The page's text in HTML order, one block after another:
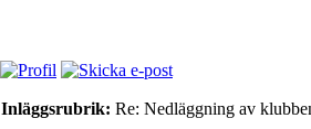
Inläggsrubrik: Re: Nedläggning av